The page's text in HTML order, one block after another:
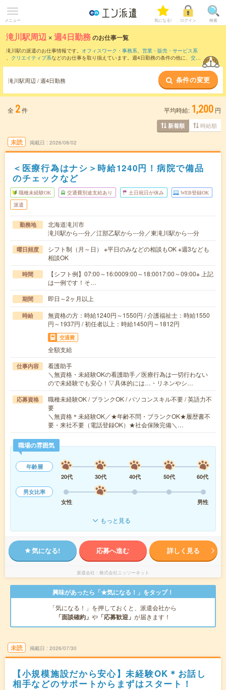
メニュー 気になる! ログイン 検索
滝川駅周辺 ×週4日勤務のお仕事一覧
滝川駅の派遣のお仕事情報です。 オフィスワーク・事務系、 営業・販売・サービス系
、 クリエイティブ系などのお仕事を取り揃えています。週4日勤務の条件の他に、 交通
滝川駅周辺 / 週4日勤務 条件の変更
全 2件 平均時給: 1,200 円
新着順 時給順
未読 掲載日 2026/08/02
＜医療行為はナシ＞時給1240円！病院で備品
のチェックなど
職種未経験OK 交通費別途支給あり 土日祝日が休み WEB登録OK
派遣
勤務地
北海道滝川市
滝川駅から---分／江部乙駅から---分／東滝川駅から---分
曜日頻度
シフト制（月～日） ※平日のみなどの相談もOK ※週3なども
相談OK
時間
【シフト例】07:00～16:0009:00～18:0017:00～09:00※ 上記
は一例です！そ…
期間 即日～2ヶ月以上
時給
無資格の方：時給1240円～1550円 / 介護福祉士：時給1550
円～1937円 / 初任者以上：時給1450円～1812円
交通費
全額支給
仕事内容
看護助手
＼無資格・未経験OKの看護助手／医療行為は一切行わない
ので未経験でも安心！▽具体的には…・リネンやシ…
応募資格
職種未経験OK / ブランクOK / パソコンスキル不要 / 英語力不
要
＼無資格＊未経験OK／★年齢不問・ブランクOK★履歴書不
要・来社不要（電話登録OK）★社会保険完備＼…
職場の雰囲気
年齢層
20代
30代 40代 50代
60代
男女比率
女性
男性
もっと見る
気になる! 応募へ進む 詳しく見る
派遣会社 株式会社ニッソーネット
興味があったら「★気になる！」をタップ！
「気になる！」を押しておくと、派遣会社から
「面談確約」 や 「応募歓迎」 が届きます！
未読 掲載日 2026/07/30
【小規模施設だから安心】未経験OK＊お話し
相手などのサポートからまずはスタート！